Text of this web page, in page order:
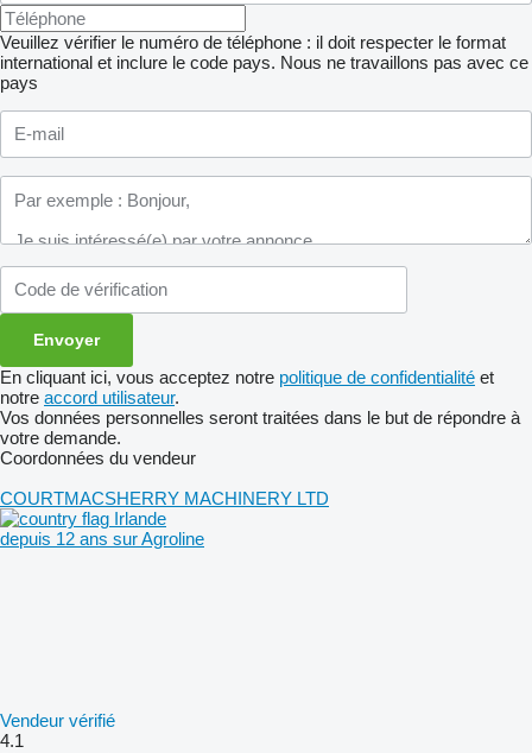
Veuillez vérifier le numéro de téléphone : il doit respecter le format
international et inclure le code pays. Nous ne travaillons pas avec ce
pays
En cliquant ici, vous acceptez notre politique de confidentialité et
notre accord utilisateur.
Vos données personnelles seront traitées dans le but de répondre à
votre demande.
Coordonnées du vendeur
COURTMACSHERRY MACHINERY LTD
Irlande
depuis 12 ans sur Agroline
Vendeur vérifié
4.1